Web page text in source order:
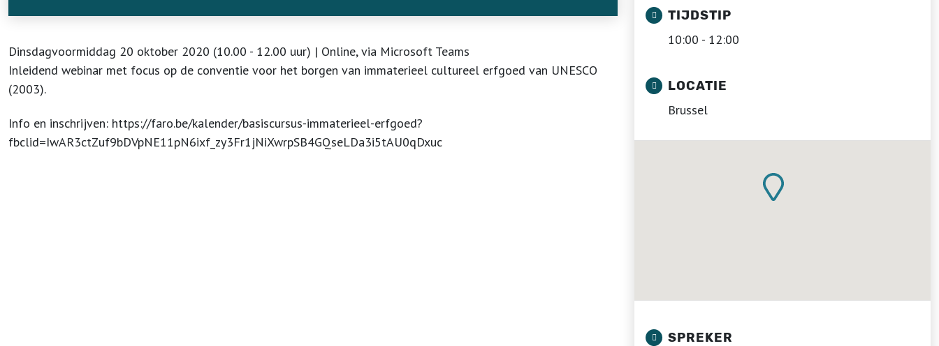
Dinsdagvoormiddag 20 oktober 2020 (10.00 - 12.00 uur) | Online, via Microsoft Teams
Inleidend webinar met focus op de conventie voor het borgen van immaterieel cultureel erfgoed van UNESCO
(2003).
Info en inschrijven: https://faro.be/kalender/basiscursus-immaterieel-erfgoed?
fbclid=IwAR3ctZuf9bDVpNE11pN6ixf_zy3Fr1jNiXwrpSB4GQseLDa3i5tAU0qDxuc
TIJDSTIP
10:00 - 12:00
LOCATIE
Brussel
SPREKER